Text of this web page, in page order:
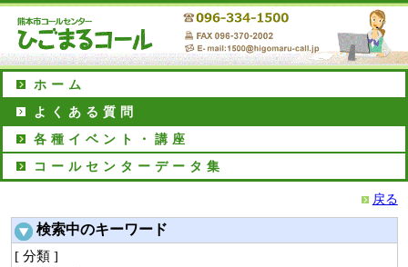
ホーム
よくある質問
各種イベント・講座
コールセンターデータ集
戻る
検索中のキーワード
[ 分類 ]